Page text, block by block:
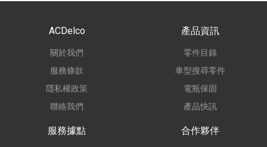
ACDelco
關於我們
服務條款
隱私權政策
聯絡我們
產品資訊
零件目錄
車型搜尋零件
電瓶保固
產品快訊
服務據點 合作夥伴